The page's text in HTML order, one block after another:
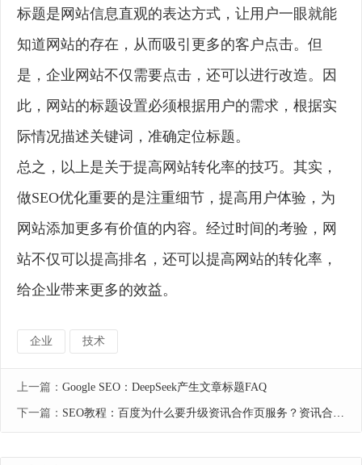
标题是网站信息直观的表达方式，让用户一眼就能
知道网站的存在，从而吸引更多的客户点击。但
是，企业网站不仅需要点击，还可以进行改造。因
此，网站的标题设置必须根据用户的需求，根据实
际情况描述关键词，准确定位标题。
总之，以上是关于提高网站转化率的技巧。其实，
做SEO优化重要的是注重细节，提高用户体验，为
网站添加更多有价值的内容。经过时间的考验，网
站不仅可以提高排名，还可以提高网站的转化率，
给企业带来更多的效益。
企业 技术
上一篇： Google SEO：DeepSeek产生文章标题FAQ
下一篇： SEO教程：百度为什么要升级资讯合作页服务？资讯合作页服务升级的意义